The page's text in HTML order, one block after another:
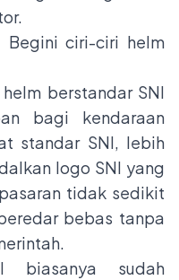
Begini ciri-ciri helm
berstandar SNI
bagi kendaraan
standar SNI, lebih
logo SNI yang
tidak sedikit
bebas tanpa
biasanya sudah